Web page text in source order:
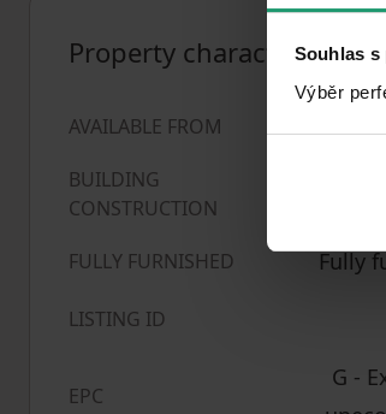
Souhlas
Výběr
Property characteristics
AVAILABLE FROM
BUILDING
CONSTRUCTION
FULLY FURNISHED Fully
LISTING ID
EPC
G -